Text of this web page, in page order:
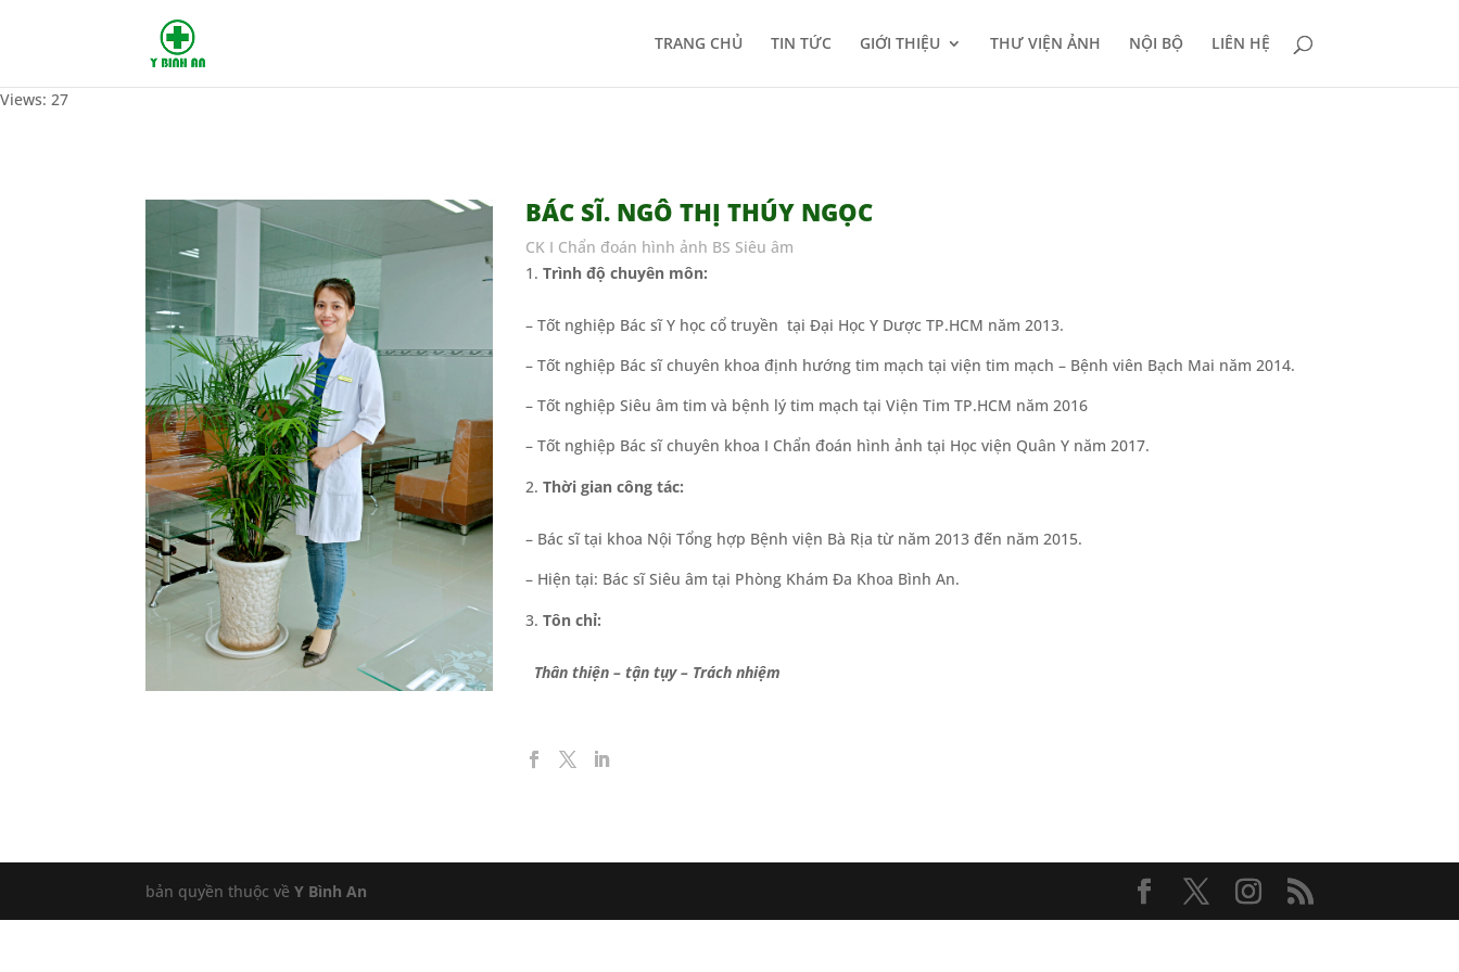
TRANG CHỦ TIN TỨC GIỚI THIỆU THƯ VIỆN ẢNH NỘI BỘ LIÊN HỆ
Views: 27
BÁC SĨ. NGÔ THỊ THÚY NGỌC
CK I Chẩn đoán hình ảnh BS Siêu âm
Trình độ chuyên môn:
– Tốt nghiệp Bác sĩ Y học cổ truyền tại Đại Học Y Dược TP.HCM năm 2013.
– Tốt nghiệp Bác sĩ chuyên khoa định hướng tim mạch tại viện tim mạch – Bệnh viên Bạch Mai năm 2014.
– Tốt nghiệp Siêu âm tim và bệnh lý tim mạch tại Viện Tim TP.HCM năm 2016
– Tốt nghiệp Bác sĩ chuyên khoa I Chẩn đoán hình ảnh tại Học viện Quân Y năm 2017.
Thời gian công tác:
– Bác sĩ tại khoa Nội Tổng hợp Bệnh viện Bà Rịa từ năm 2013 đến năm 2015.
– Hiện tại: Bác sĩ Siêu âm tại Phòng Khám Đa Khoa Bình An.
Tôn chỉ:
Thân thiện – tận tụy – Trách nhiệm
bản quyền thuộc vềY Bình An